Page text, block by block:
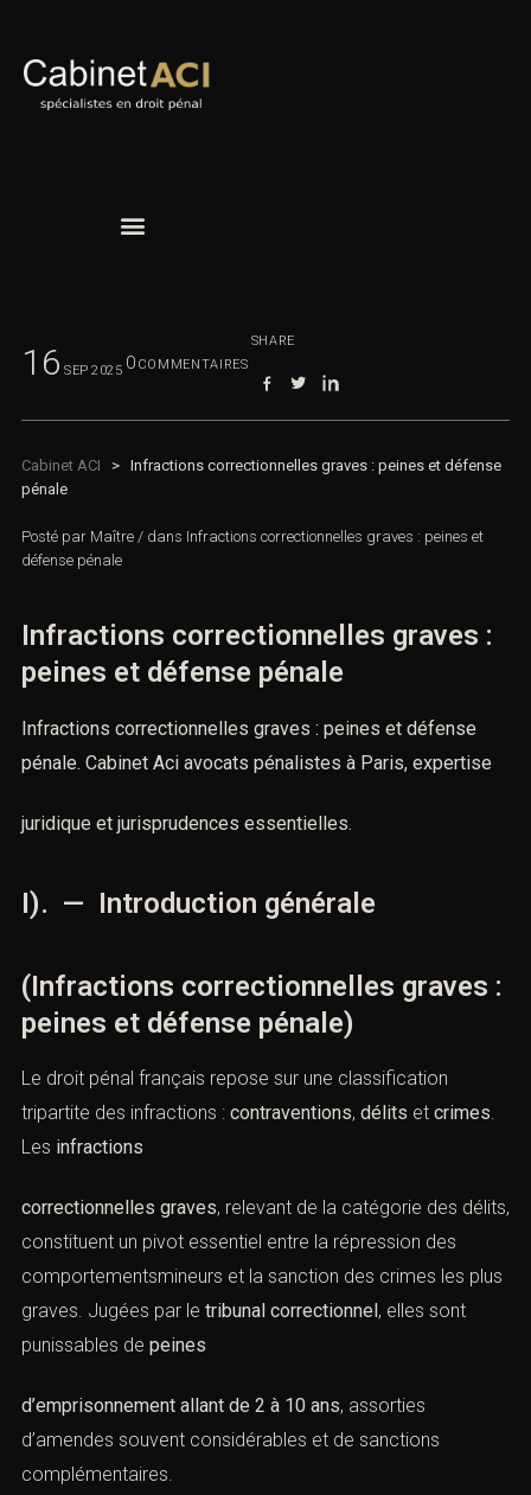
16 SEP 2025 0 COMMENTAIRES
SHARE
Cabinet ACI > Infractions correctionnelles graves : peines et
défense pénale
Posté par Maître / dans Infractions correctionnelles graves : peines et
défense pénale
Infractions correctionnelles graves
: peines et défense pénale
Infractions correctionnelles graves : peines et défense
pénale. Cabinet Aci avocats pénalistes à Paris, expertise
juridique et jurisprudences essentielles.
I). — Introduction générale
(Infractions correctionnelles graves
: peines et défense pénale)
Le droit pénal français repose sur une classification
tripartite des infractions : contraventions, délits et
crimes. Lesinfractions
correctionnelles graves , relevant de la catégorie des
délits, constituent un pivot essentiel entre la répression
des comportementsmineurs et la sanction des crimes
les plus graves. Jugées par letribunal correctionnel, elles
sont punissables depeines
d’emprisonnement allant de 2 à 10 ans , assorties
d’amendes souvent considérables et de sanctions
complémentaires.